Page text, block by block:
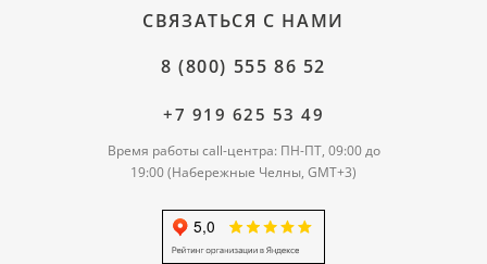
СВЯЗАТЬСЯ С НАМИ
8 (800) 555 86 52
+7 919 625 53 49
Время работы call-центра: ПН-ПТ, 09:00 до
19:00 (Набережные Челны, GMT+3)